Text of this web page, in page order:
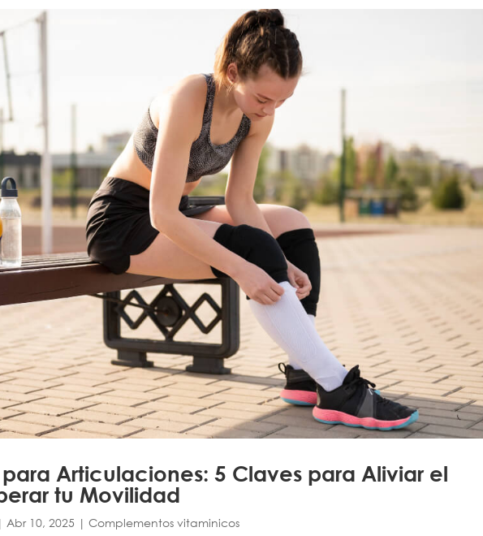
Articulaciones: 5 Claves para Aliviar el
tu Movilidad
| Abr 10, 2025 |Complementos vitaminicos